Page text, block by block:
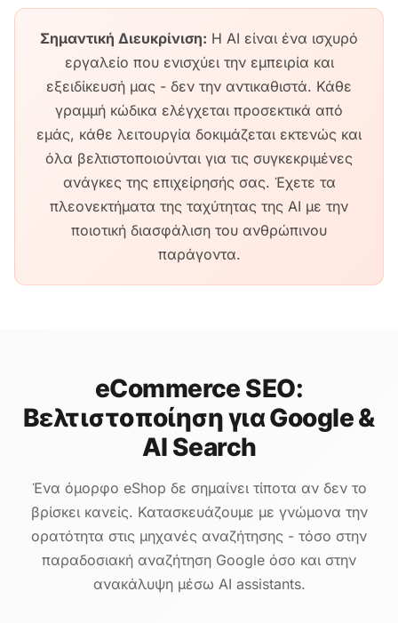
Σημαντική Διευκρίνιση: Η AI είναι ένα ισχυρό
εργαλείο που ενισχύει την εμπειρία και
εξειδίκευσή μας - δεν την αντικαθιστά. Κάθε
γραμμή κώδικα ελέγχεται προσεκτικά από
εμάς, κάθε λειτουργία δοκιμάζεται εκτενώς και
όλα βελτιστοποιούνται για τις συγκεκριμένες
ανάγκες της επιχείρησής σας. Έχετε τα
πλεονεκτήματα της ταχύτητας της AI με την
ποιοτική διασφάλιση του ανθρώπινου
παράγοντα.
eCommerce SEO:
Βελτιστοποίηση για Google &
AI Search
Ένα όμορφο eShop δε σημαίνει τίποτα αν δεν το
βρίσκει κανείς. Κατασκευάζουμε με γνώμονα την
ορατότητα στις μηχανές αναζήτησης - τόσο στην
παραδοσιακή αναζήτηση Google όσο και στην
ανακάλυψη μέσω AI assistants.